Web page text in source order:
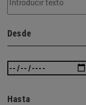
Desde
Hasta